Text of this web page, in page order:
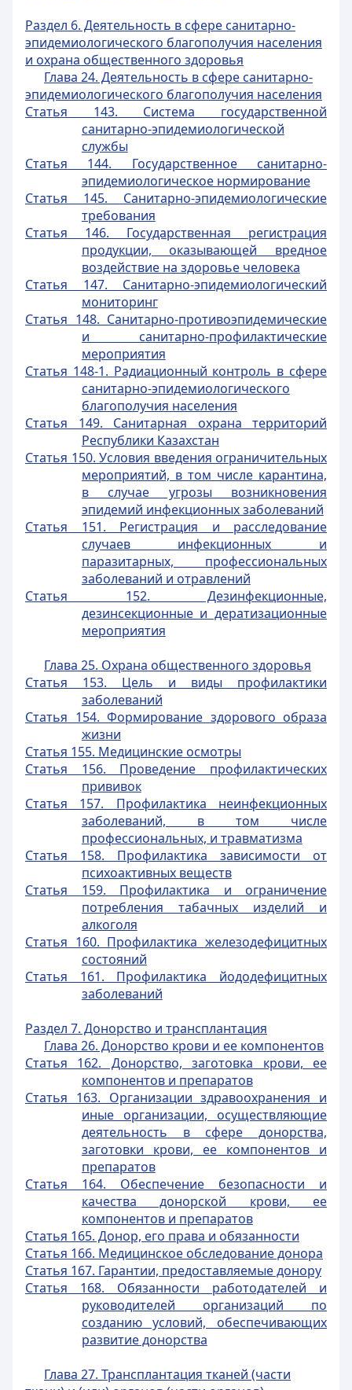
Раздел 6. Деятельность в сфере санитарно-
эпидемиологического благополучия населения
и охрана общественного здоровья
Глава 24. Деятельность в сфере санитарно-
эпидемиологического благополучия населения
Статья 143. Система государственной
санитарно-эпидемиологической
службы
Статья 144. Государственное санитарно-
эпидемиологическое нормирование
Статья 145. Санитарно-эпидемиологические
требования
Статья 146. Государственная регистрация
продукции, оказывающей вредное
воздействие на здоровье человека
Статья 147. Санитарно-эпидемиологический
мониторинг
Статья 148. Санитарно-противоэпидемические
и санитарно-профилактические
мероприятия
Статья 148-1. Радиационный контроль в сфере
санитарно-эпидемиологического
благополучия населения
Статья 149. Санитарная охрана территорий
Республики Казахстан
Статья 150. Условия введения ограничительных
мероприятий, в том числе карантина,
в случае угрозы возникновения
эпидемий инфекционных заболеваний
Статья 151. Регистрация и расследование
случаев инфекционных и
паразитарных, профессиональных
заболеваний и отравлений
Статья 152. Дезинфекционные,
дезинсекционные и дератизационные
мероприятия
Глава 25. Охрана общественного здоровья
Статья 153. Цель и виды профилактики
заболеваний
Статья 154. Формирование здорового образа
жизни
Статья 155. Медицинские осмотры
Статья 156. Проведение профилактических
прививок
Статья 157. Профилактика неинфекционных
заболеваний, в том числе
профессиональных, и травматизма
Статья 158. Профилактика зависимости от
психоактивных веществ
Статья 159. Профилактика и ограничение
потребления табачных изделий и
алкоголя
Статья 160. Профилактика железодефицитных
состояний
Статья 161. Профилактика йододефицитных
заболеваний
Раздел 7. Донорство и трансплантация
Глава 26. Донорство крови и ее компонентов
Статья 162. Донорство, заготовка крови, ее
компонентов и препаратов
Статья 163. Организации здравоохранения и
иные организации, осуществляющие
деятельность в сфере донорства,
заготовки крови, ее компонентов и
препаратов
Статья 164. Обеспечение безопасности и
качества донорской крови, ее
компонентов и препаратов
Статья 165. Донор, его права и обязанности
Статья 166. Медицинское обследование донора
Статья 167. Гарантии, предоставляемые донору
Статья 168. Обязанности работодателей и
руководителей организаций по
созданию условий, обеспечивающих
развитие донорства
Глава 27. Трансплантация тканей (части